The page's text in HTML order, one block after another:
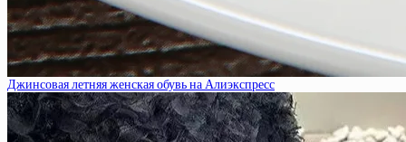
Джинсовая летняя женская обувь на Алиэкспресс